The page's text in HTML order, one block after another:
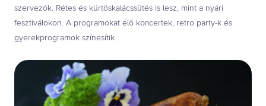
szervezők. Rétes és kürtöskalácssütés is lesz, mint a nyári
fesztiválokon. A programokat élő koncertek, retro party-k és
gyerekprogramok színesítik.